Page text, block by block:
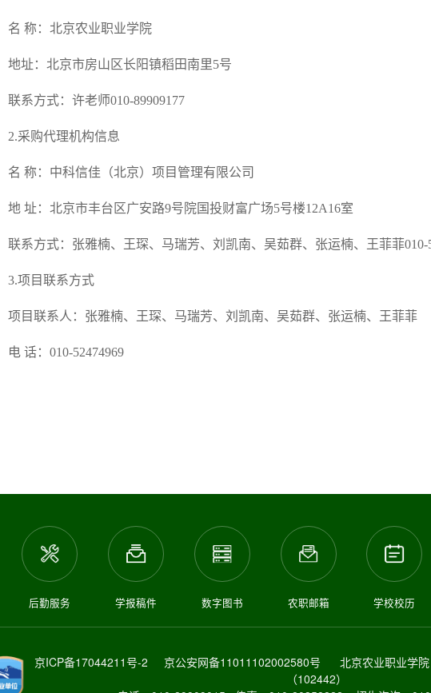
名 称：北京农业职业学院
地址：北京市房山区长阳镇稻田南里5号
联系方式：许老师010-89909177
2.采购代理机构信息
名 称：中科信佳（北京）项目管理有限公司
地 址：北京市丰台区广安路9号院国投财富广场5号楼12A16室
联系方式：张雅楠、王琛、马瑞芳、刘凯南、吴茹群、张运楠、王菲菲010-
3.项目联系方式
项目联系人：张雅楠、王琛、马瑞芳、刘凯南、吴茹群、张运楠、王菲菲
电 话：010-52474969
后勤服务 学报稿件 数字图书 农职邮箱 学校校历
京ICP备17044211号-2 京公安网备11011102002580号
北京农业职业学
（102442）